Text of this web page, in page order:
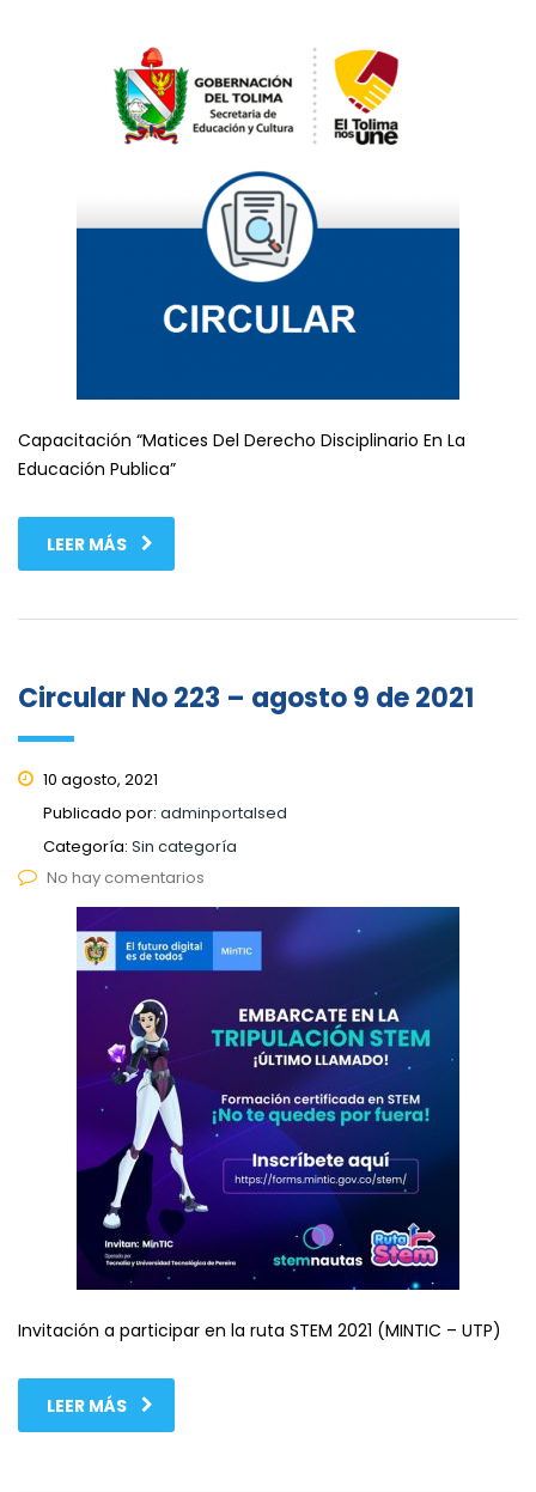
Capacitación “Matices Del Derecho Disciplinario En La
Educación Publica”
LEER MÁS
Circular No 223 – agosto 9 de 2021
10 agosto, 2021
Publicado por: adminportalsed
Categoría: Sin categoría
No hay comentarios
Invitación a participar en la ruta STEM 2021 (MINTIC – UTP)
LEER MÁS